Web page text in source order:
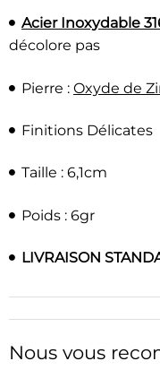
Acier Inoxydable
décolore pas
Pierre : Oxyde de
Finitions Délicates
Taille : 6,1cm
Poids : 6gr
LIVRAISON
Nous vous